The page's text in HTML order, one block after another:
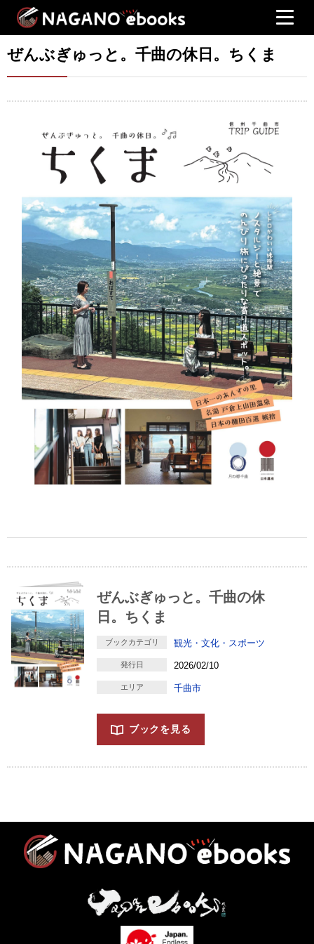
ぜんぶぎゅっと。千曲の休日。ちくま
ぜんぶぎゅっと。千曲の休
日。ちくま
ブックカテゴリ 観光・文化・スポーツ
発行日 2026/02/10
エリア 千曲市
ブックを見る